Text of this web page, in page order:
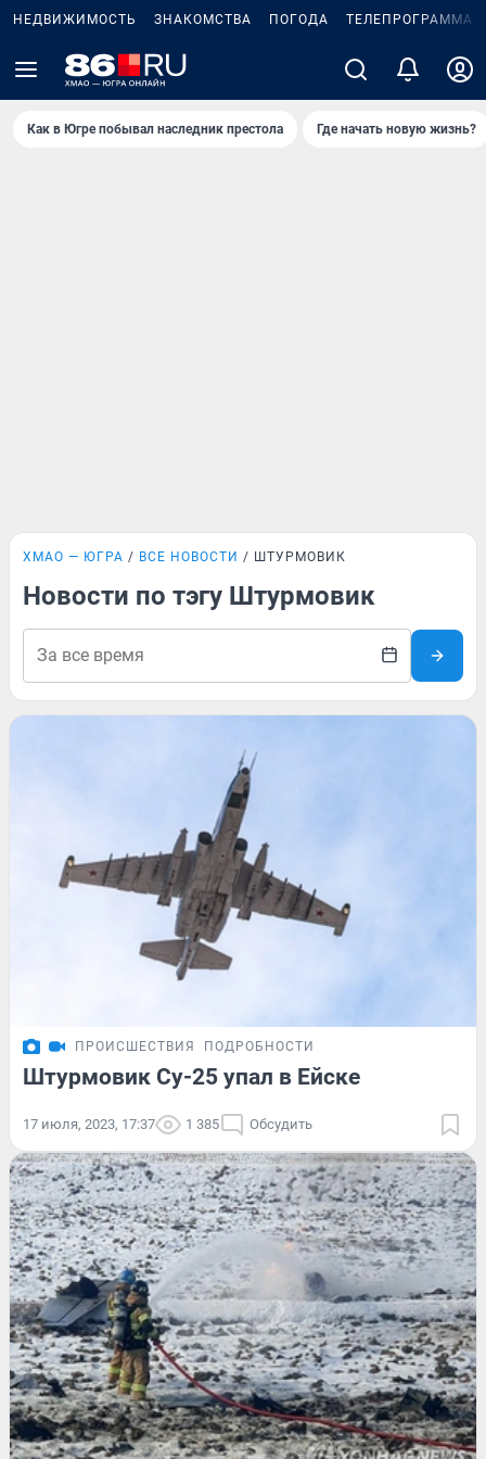
НЕДВИЖИМОСТЬ ЗНАКОМСТВА ПОГОДА ТЕЛЕПРОГРАММА
Как в Югре побывал наследник престола Где начать новую жизнь?
ХМАО — ЮГРА ВСЕ НОВОСТИ ШТУРМОВИК
Новости по тэгу Штурмовик
ПРОИСШЕСТВИЯ ПОДРОБНОСТИ
Штурмовик Су-25 упал в Ейске
17 июля, 2023, 17:37 1 385 Обсудить